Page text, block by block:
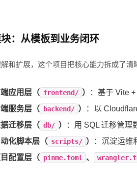
：从模板到业务闭环
和扩展，这个项目把核心能力拆成了清
应用层（ frontend/ ）
：基于 Vite
服务层（
backend/ ）
：以
迁移层（ db/ ）
：用 SQL 迁移管
动化脚本层（ scripts/ ）
：沉淀运维
配置层（ pinme.toml 、